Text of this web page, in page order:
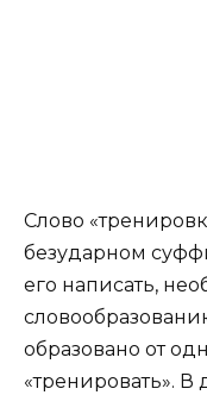
Слово
безударном
его написать,
образовано от
«тренировать». В